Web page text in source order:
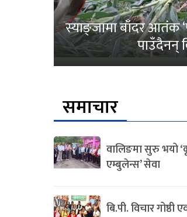
स्याङ्जामा बाँदर आतंक
पाउँदैनन्
समाचार
वालिङमा सुरु भयो
एम्बुलेन्स’ सेवा
बि.पी. विचार गोष्ठी